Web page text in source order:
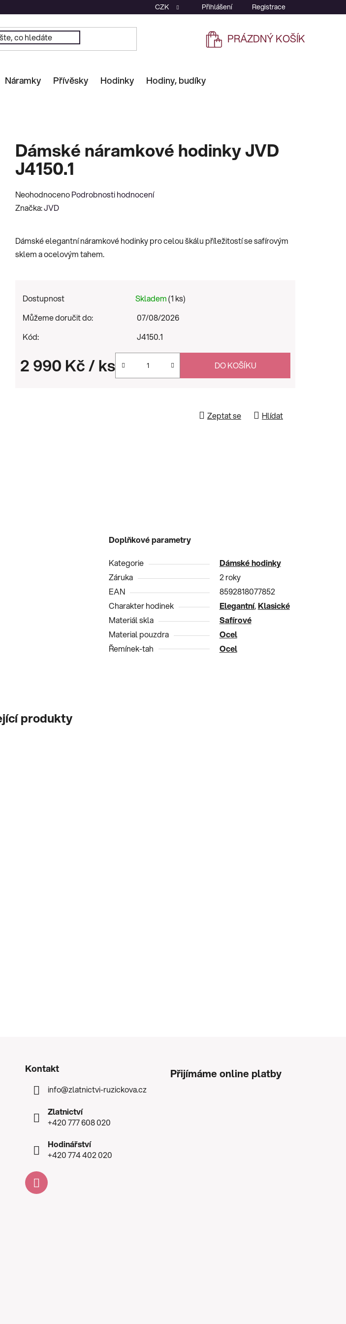
CZK Přihlášení Registrace
NÁKUPNÍ
PRÁZDNÝ KOŠÍK
Náramky Přívěsky Hodinky Hodiny, budíky
Dámské náramkové hodinky JVD
J4150.1
Průměrné
hodnocení
0,0
z
NeohodnocenoPodrobnosti hodnocení
Značka:JVD
Dámské elegantní náramkové hodinky pro celou škálu příležitostí se safírovým
sklem a ocelovým tahem.
Dostupnost Skladem(1 ks)
Můžeme doručit do:
07/08/2026
Kód:
J4150.1
2 990 Kč/ ks DO KOŠÍKU
Zeptat se Hlídat
Doplňkové parametry
Kategorie
Dámské hodinky
Záruka
2 roky
EAN
8592818077852
Charakter hodinek
Elegantní, Klasické
Materiál skla
Safírové
Material pouzdra
Ocel
Řemínek-tah
Ocel
produkty
Kontakt
info@zlatnictvi-ruzickova.cz
Zlatnictví
+420 777 608 020
Hodinářství
+420 774 402 020
Přijímáme online platby